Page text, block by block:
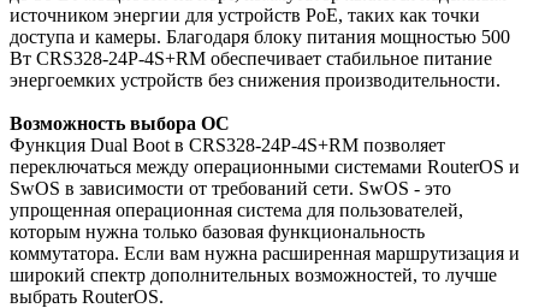
источником энергии для устройств PoE, таких как точки
доступа и камеры. Благодаря блоку питания мощностью 500
Вт CRS328-24P-4S+RM обеспечивает стабильное питание
энергоемких устройств без снижения производительности.
Возможность выбора ОС
Функция Dual Boot в CRS328-24P-4S+RM позволяет
переключаться между операционными системами RouterOS и
SwOS в зависимости от требований сети. SwOS - это
упрощенная операционная система для пользователей,
которым нужна только базовая функциональность
коммутатора. Если вам нужна расширенная маршрутизация и
широкий спектр дополнительных возможностей, то лучше
выбрать RouterOS.